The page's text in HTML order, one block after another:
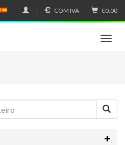
SP
COM IVA €0.00
T
n
a
v
g